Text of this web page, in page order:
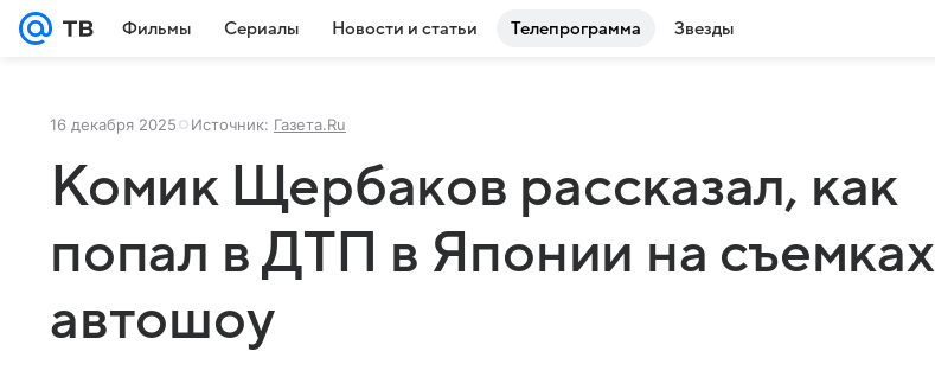
Фильмы Сериалы Новости и статьи Телепрограмма Звезды
16 декабря 2025 Источник: Газета.Ru
Комик Щербаков рассказал, как
попал в ДТП в Японии на съемках
автошоу